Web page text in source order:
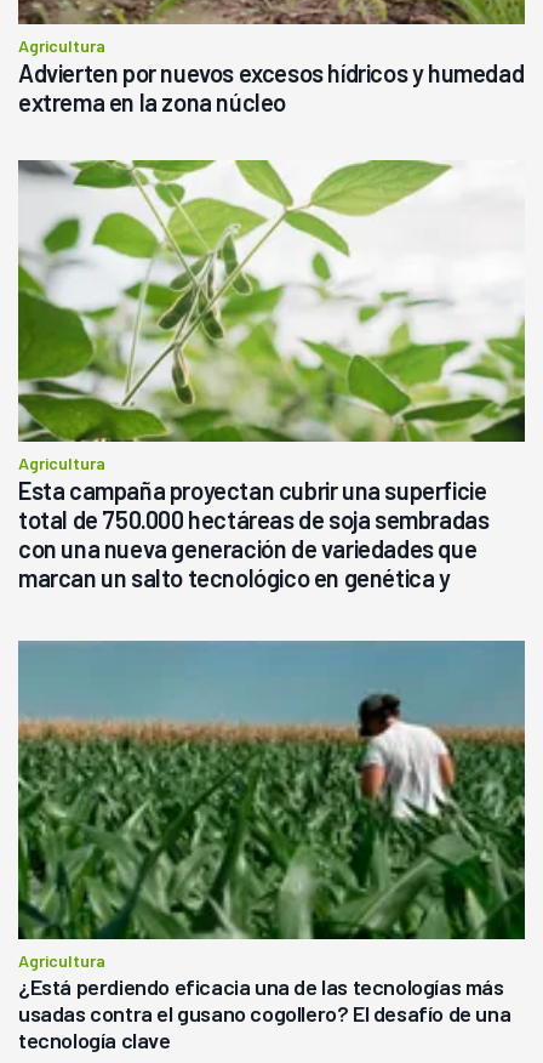
Agricultura
Advierten por nuevos excesos hídricos y humedad
extrema en la zona núcleo
Agricultura
Esta campaña proyectan cubrir una superficie
total de 750.000 hectáreas de soja sembradas
con una nueva generación de variedades que
marcan un salto tecnológico en genética y
Agricultura
¿Está perdiendo eficacia una de las tecnologías más
usadas contra el gusano cogollero? El desafío de una
tecnología clave